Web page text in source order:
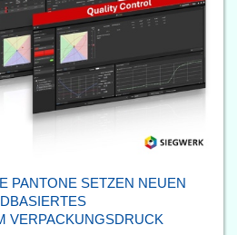
PANTONE SETZEN NEUEN
F